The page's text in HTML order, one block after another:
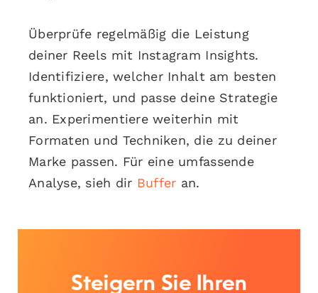
Überprüfe regelmäßig die Leistung
deiner Reels mit Instagram Insights.
Identifiziere, welcher Inhalt am besten
funktioniert, und passe deine Strategie
an. Experimentiere weiterhin mit
Formaten und Techniken, die zu deiner
Marke passen. Für eine umfassende
Analyse, sieh dir Buffer an.
Steigern Sie Ihren